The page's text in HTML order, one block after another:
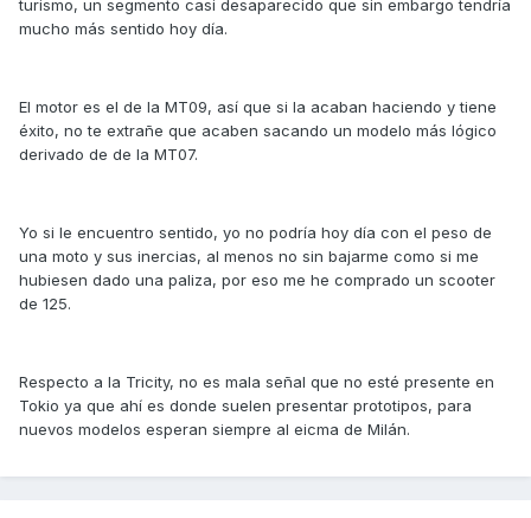
turismo, un segmento casi desaparecido que sin embargo tendría
mucho más sentido hoy día.
El motor es el de la MT09, así que si la acaban haciendo y tiene
éxito, no te extrañe que acaben sacando un modelo más lógico
derivado de de la MT07.
Yo si le encuentro sentido, yo no podría hoy día con el peso de
una moto y sus inercias, al menos no sin bajarme como si me
hubiesen dado una paliza, por eso me he comprado un scooter
de 125.
Respecto a la Tricity, no es mala señal que no esté presente en
Tokio ya que ahí es donde suelen presentar prototipos, para
nuevos modelos esperan siempre al eicma de Milán.